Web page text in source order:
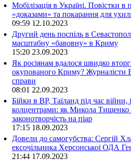
Мобілізація в Україні. Повістки в
«доказами» та покарання для
09:59 12.10.2023
Другий день поспіль в
масштабну «бавовну» в Криму
15:20 23.09.2023
Як росіянам вдалося швидко
окупованого Криму? Журналісти
справи
08:01 22.09.2023
Бійки в ВР, Таїланд під час війни,
колцентрами: як Микола Тищенко
законотворчість на піар
17:15 18.09.2023
Довели до самогубства: Сергій
ексочільника Херсонської ОДА
21:44 17.09.2023